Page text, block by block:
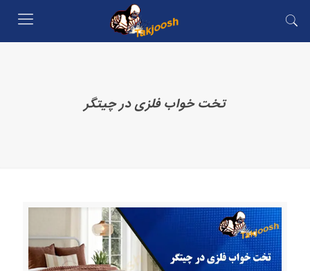
تخت خواب فلزی در چیتگر